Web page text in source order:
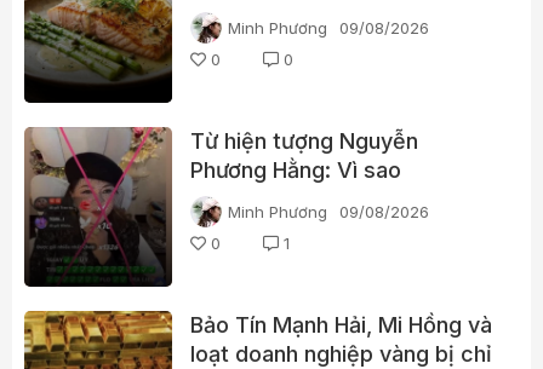
năng lượng
Minh Phương
09/08/2026
0
0
Từ hiện tượng Nguyễn
Phương Hằng: Vì sao
livestream càng gây tranh cãi
càng dễ “bùng nổ”?
Minh Phương
09/08/2026
0
1
Bảo Tín Mạnh Hải, Mi Hồng và
loạt doanh nghiệp vàng bị chỉ